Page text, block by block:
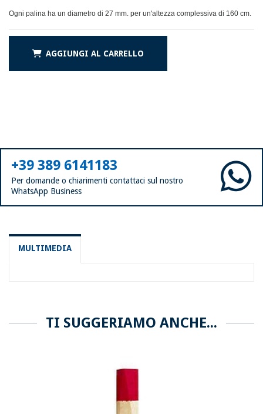
Ogni palina ha un diametro di 27 mm. per un'altezza complessiva di 160 cm.
AGGIUNGI AL CARRELLO
+39 389 6141183
Per domande o chiarimenti contattaci sul nostro
WhatsApp Business
MULTIMEDIA
TI SUGGERIAMO ANCHE...